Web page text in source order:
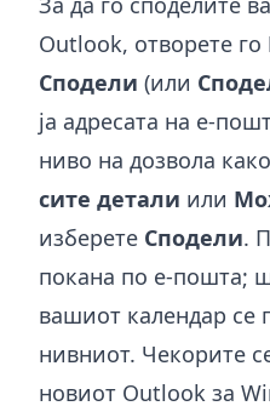
Outlook, отворете го
Сподели (или
ја адресата на е-
ниво на дозвола како
сите детали или
изберете Сподели.
покана по е-пошта;
вашиот календар се
нивниот. Чекорите
новиот Outlook за